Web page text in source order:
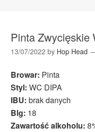
Pinta Zwycięskie
13/07/2022 by Hop Head
Browar: Pinta
Styl: WC DIPA
IBU: brak danych
Blg: 18
Zawartość alkoholu: